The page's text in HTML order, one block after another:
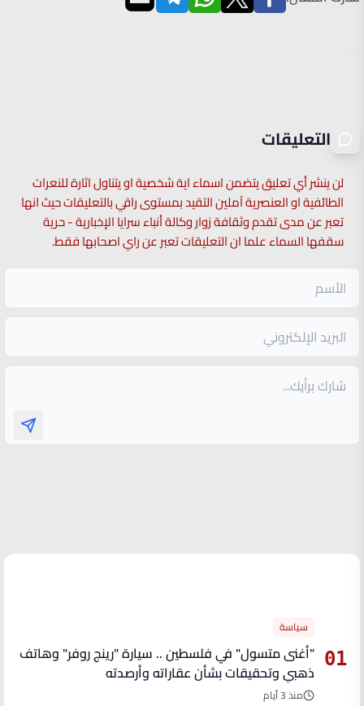
التعليقات
لن ينشر أي تعليق يتضمن اسماء اية شخصية او يتناول اثارة للنعرات
الطائفية او العنصرية آملين التقيد بمستوى راقي بالتعليقات حيث انها
تعبر عن مدى تقدم وثقافة زوار وكالة أنباء سرايا الإخبارية - حرية
سقفها السماء علما ان التعليقات تعبر عن راي اصحابها فقط.
01
سياسة
"أغنى متسول" في فلسطين .. سيارة "رينج روفر" وهاتف
ذهبي وتحقيقات بشأن عقاراته وأرصدته
منذ 3 أيام